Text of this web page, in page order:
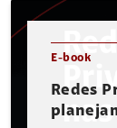
E-book
Redes